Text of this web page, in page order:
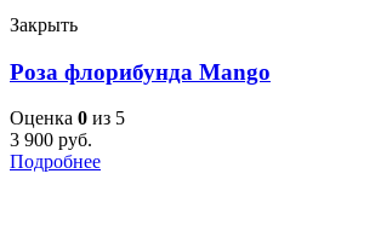
Закрыть
Роза флорибунда Mango
Оценка 0 из 5
3 900 руб.
Подробнее